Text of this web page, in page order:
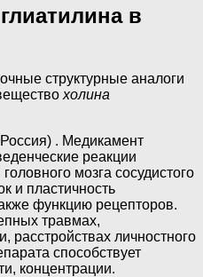
в
структурные аналоги
холина
. Медикамент
реакции
мозга сосудистого
и пластичность
функцию рецепторов.
травмах,
расстройствах личностного
способствует
концентрации.